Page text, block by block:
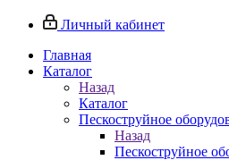
Личный кабинет
Главная
Каталог
Назад
Каталог
Пескоструйное
Назад
Пескоструйное